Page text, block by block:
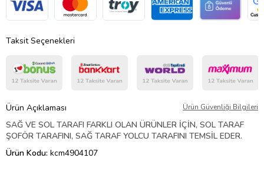
Taksit Seçenekleri
Ürün Açıklaması Ürün Güvenliği Bilgileri
SAĞ VE SOL TARAFI FARKLI OLAN ÜRÜNLER İÇİN, SOL TARAF
ŞOFÖR TARAFINI, SAĞ TARAF YOLCU TARAFINI TEMSİL EDER.
Ürün Kodu: kcm4904107